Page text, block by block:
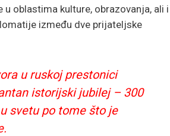
u oblastima kulture, obrazovanja, ali i
između dve prijateljske
u ruskoj prestonici
istorijski jubilej – 300
svetu po tome što je